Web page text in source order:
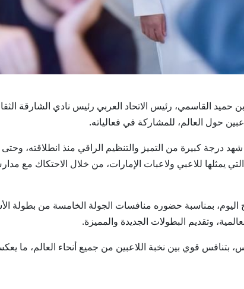
خالد بن حميد القاسمي، رئيس الاتحاد العربي رئيس نادي
حول العالم، للمشاركة في فعالياته.
المهمة التي يمثلها للاعبي ولاعبات الإمارات، من خلال
بمناسبة حضوره منافسات الجولة الخامسة من بطولة
وتقديم البطولات الجديدة والمميزة.
بتنافس قوي بين نخبة اللاعبين من جميع أنحاء العالم، ما